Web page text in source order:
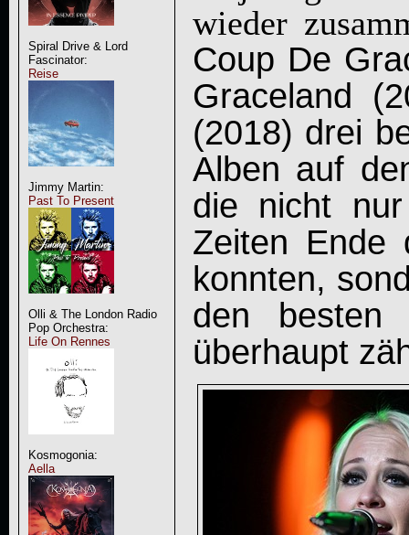
Spiral Drive & Lord
Fascinator:
Reise
Jimmy Martin:
Past To Present
Olli & The London Radio
Pop Orchestra:
Life On Rennes
Kosmogonia:
Aella
wieder
Coup De
Graceland
(2018) drei
Alben auf
die nicht
Zeiten Ende
konnten,
den besten
überhaupt